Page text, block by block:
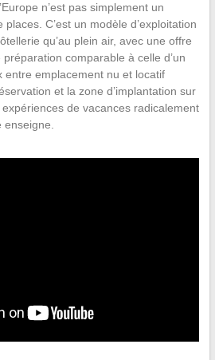
n’est pas simplement un
C’est un modèle d’exploitation
qu’au plein air, avec une offre
comparable à celle d’un
entre emplacement nu et locatif
et la zone d’implantation sur
de vacances radicalement
enseigne.